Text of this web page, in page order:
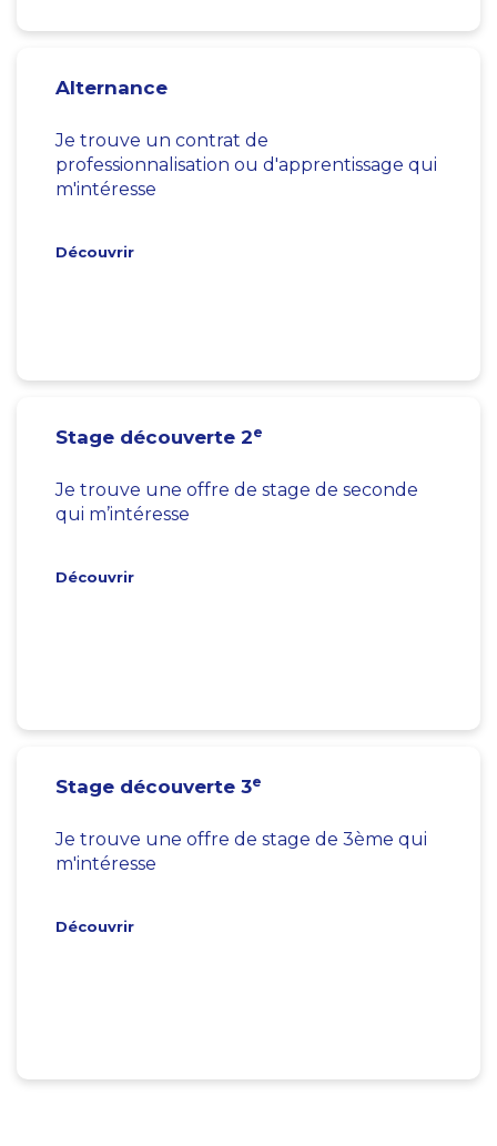
Alternance
Je trouve un contrat de
professionnalisation ou d'apprentissage qui
m'intéresse
Découvrir
Stage découverte 2e
Je trouve une offre de stage de seconde
qui m’intéresse
Découvrir
Stage découverte 3e
Je trouve une offre de stage de 3ème qui
m'intéresse
Découvrir